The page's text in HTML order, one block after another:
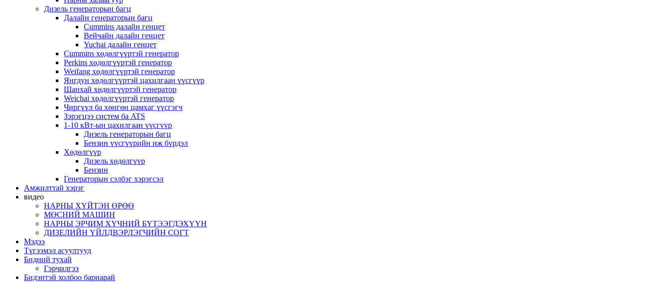
Дизель генераторын багц
Далайн генераторын багц
Cummins далайн генцет
Вейчайн далайн генцет
Yuchai далайн генцет
Cummins хөдөлгүүртэй генератор
Perkins хөдөлгүүртэй генератор
Weifang хөдөлгүүртэй генератор
Янгдун хөдөлгүүртэй цахилгаан үүсгүүр
Шанхай хөдөлгүүртэй генератор
Weichai хөдөлгүүртэй генератор
Чиргүүл ба хөнгөн цамхаг үүсгэгч
Зэрэгцээ систем ба ATS
1-10 кВт-ын цахилгаан үүсгүүр
Дизель генераторын багц
Бензин үүсгүүрийн иж бүрдэл
Хөдөлгүүр
Дизель хөдөлгүүр
Бензин
Генераторын сэлбэг хэрэгсэл
Амжилттай хэрэг
видео
НАРНЫ ХҮЙТЭН ӨРӨӨ
МӨСНИЙ МАШИН
НАРНЫ ЭРЧИМ ХҮЧНИЙ БҮТЭЭГДЭХҮҮН
ДИЗЕЛИЙН ҮЙЛДВЭРЛЭГЧИЙН СОГТ
Мэдээ
Түгээмэл асуултууд
Бидний тухай
Гэрчилгээ
Бидэнтэй холбоо бариарай